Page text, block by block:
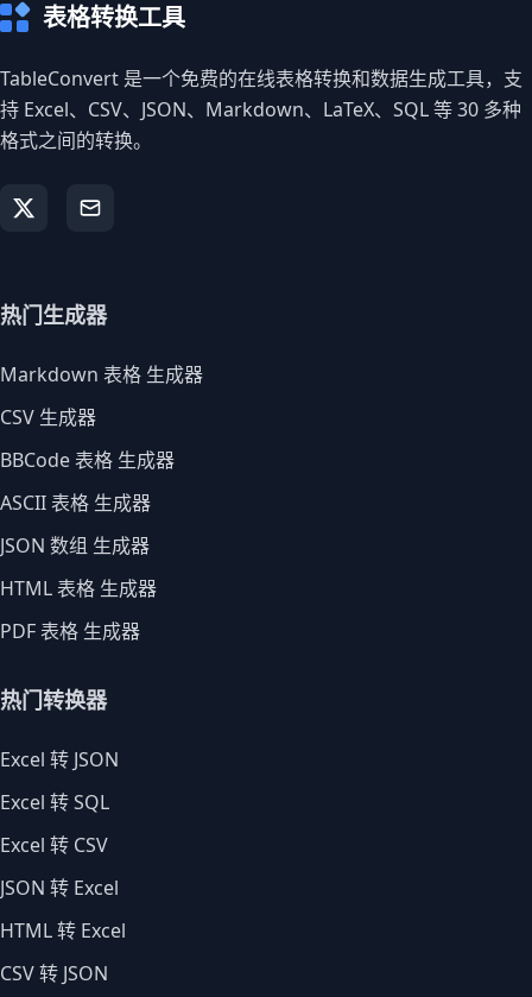
表格转换工具
TableConvert 是一个免费的在线表格转换和数据生成工具，支
持 Excel、CSV、JSON、Markdown、LaTeX、SQL 等 30 多种
格式之间的转换。
热门生成器
Markdown 表格 生成器
CSV 生成器
BBCode 表格 生成器
ASCII 表格 生成器
JSON 数组 生成器
HTML 表格 生成器
PDF 表格 生成器
热门转换器
Excel 转 JSON
Excel 转 SQL
Excel 转 CSV
JSON 转 Excel
HTML 转 Excel
CSV 转 JSON